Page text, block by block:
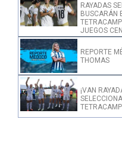
RAYADAS
BUSCARÁN
JUEGOS
REPORTE
THOMAS
¡VAN